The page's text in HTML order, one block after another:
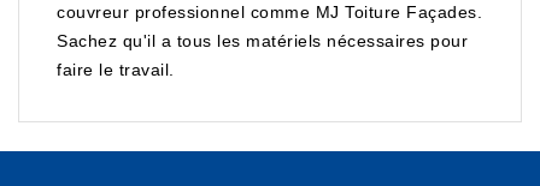
couvreur professionnel comme MJ Toiture Façades.
Sachez qu'il a tous les matériels nécessaires pour
faire le travail.